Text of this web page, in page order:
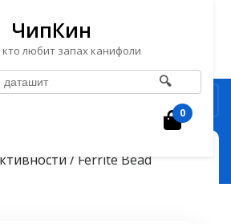
ЧипКин
кто любит запах канифоли
🔍
0
3,5*9*0,8/ Ferrite Bead